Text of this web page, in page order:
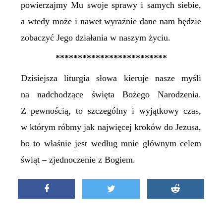
powierzajmy Mu swoje sprawy i samych siebie,
a wtedy może i nawet wyraźnie dane nam będzie
zobaczyć Jego działania w naszym życiu.
*************************
Dzisiejsza liturgia słowa kieruje nasze myśli
na nadchodzące święta Bożego Narodzenia.
Z pewnością, to szczególny i wyjątkowy czas,
w którym róbmy jak najwięcej kroków do Jezusa,
bo to właśnie jest według mnie głównym celem
świąt – zjednoczenie z Bogiem.